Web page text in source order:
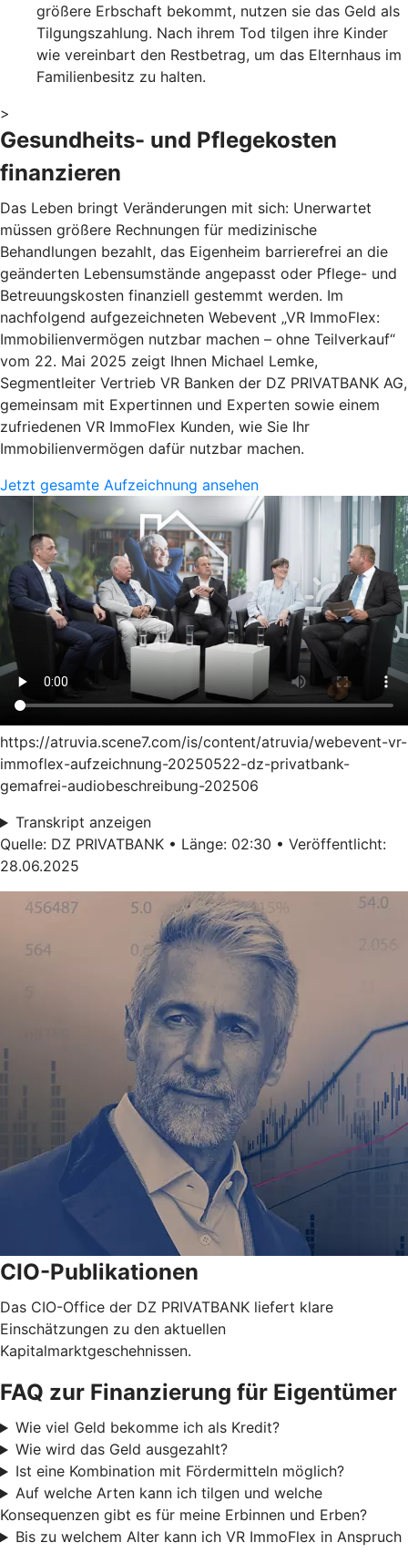
größere Erbschaft bekommt, nutzen sie das Geld als
Tilgungszahlung. Nach ihrem Tod tilgen ihre Kinder
wie vereinbart den Restbetrag, um das Elternhaus im
Familienbesitz zu halten.
>
Gesundheits- und Pflegekosten
finanzieren
Das Leben bringt Veränderungen mit sich: Unerwartet
müssen größere Rechnungen für medizinische
Behandlungen bezahlt, das Eigenheim barrierefrei an die
geänderten Lebensumstände angepasst oder Pflege- und
Betreuungskosten finanziell gestemmt werden. Im
nachfolgend aufgezeichneten Webevent „VR ImmoFlex:
Immobilienvermögen nutzbar machen – ohne Teilverkauf“
vom 22. Mai 2025 zeigt Ihnen Michael Lemke,
Segmentleiter Vertrieb VR Banken der DZ PRIVATBANK AG,
gemeinsam mit Expertinnen und Experten sowie einem
zufriedenen VR ImmoFlex Kunden, wie Sie Ihr
Immobilienvermögen dafür nutzbar machen.
Jetzt gesamte Aufzeichnung ansehen
https://atruvia.scene7.com/is/content/atruvia/webevent-vr-
immoflex-aufzeichnung-20250522-dz-privatbank-
gemafrei-audiobeschreibung-202506
Transkript anzeigen
Quelle: DZ PRIVATBANK • Länge: 02:30 • Veröffentlicht:
28.06.2025
CIO-Publikationen
Das CIO-Office der DZ PRIVATBANK liefert klare
Einschätzungen zu den aktuellen
Kapitalmarktgeschehnissen.
FAQ zur Finanzierung für Eigentümer
Wie viel Geld bekomme ich als Kredit?
Wie wird das Geld ausgezahlt?
Ist eine Kombination mit Fördermitteln möglich?
Auf welche Arten kann ich tilgen und welche
Konsequenzen gibt es für meine Erbinnen und Erben?
Bis zu welchem Alter kann ich VR ImmoFlex in Anspruch